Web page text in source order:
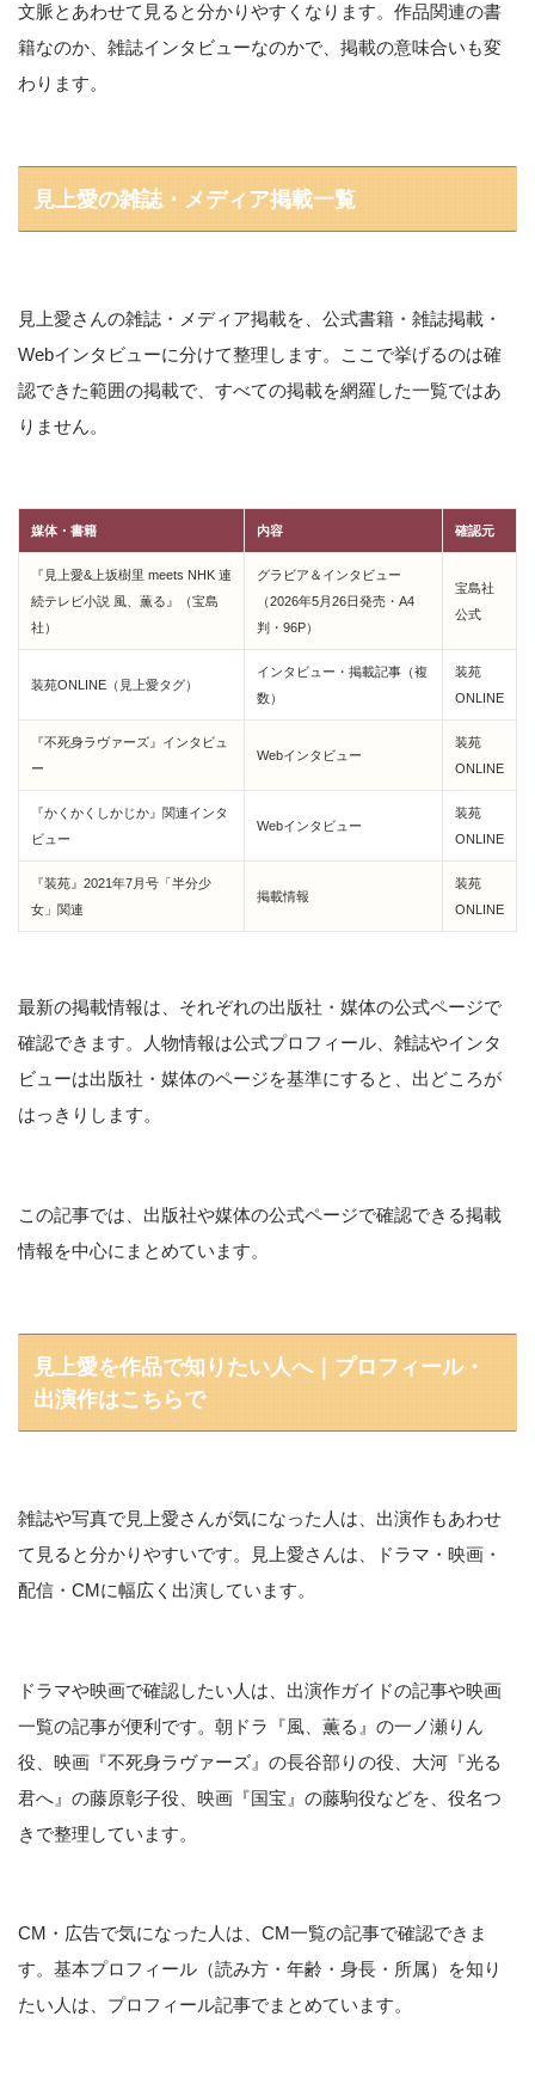
文脈とあわせて見ると分かりやすくなります。作品関連の書
籍なのか、雑誌インタビューなのかで、掲載の意味合いも変
わります。
見上愛の雑誌・メディア掲載一覧
見上愛さんの雑誌・メディア掲載を、公式書籍・雑誌掲載・
Webインタビューに分けて整理します。ここで挙げるのは確
認できた範囲の掲載で、すべての掲載を網羅した一覧ではあ
りません。
媒体・書籍 内容 確認元
『見上愛&上坂樹里 meets NHK 連
続テレビ小説 風、薫る』（宝島
社）
グラビア＆インタビュー
（2026年5月26日発売・A4
判・96P）
宝島社
公式
装苑ONLINE（見上愛タグ）
インタビュー・掲載記事（複
数）
装苑
ONLINE
『不死身ラヴァーズ』インタビュ
ー
Webインタビュー
装苑
ONLINE
『かくかくしかじか』関連インタ
ビュー
Webインタビュー
装苑
ONLINE
『装苑』2021年7月号「半分少
女」関連
掲載情報
装苑
ONLINE
最新の掲載情報は、それぞれの出版社・媒体の公式ページで
確認できます。人物情報は公式プロフィール、雑誌やインタ
ビューは出版社・媒体のページを基準にすると、出どころが
はっきりします。
この記事では、出版社や媒体の公式ページで確認できる掲載
情報を中心にまとめています。
見上愛を作品で知りたい人へ｜プロフィール・
出演作はこちらで
雑誌や写真で見上愛さんが気になった人は、出演作もあわせ
て見ると分かりやすいです。見上愛さんは、ドラマ・映画・
配信・CMに幅広く出演しています。
ドラマや映画で確認したい人は、出演作ガイドの記事や映画
一覧の記事が便利です。朝ドラ『風、薫る』の一ノ瀬りん
役、映画『不死身ラヴァーズ』の長谷部りの役、大河『光る
君へ』の藤原彰子役、映画『国宝』の藤駒役などを、役名つ
きで整理しています。
CM・広告で気になった人は、CM一覧の記事で確認できま
す。基本プロフィール（読み方・年齢・身長・所属）を知り
たい人は、プロフィール記事でまとめています。